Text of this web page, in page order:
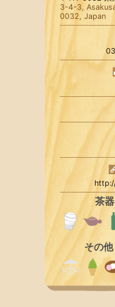
3-4-3,
0032, Japan
茶
その